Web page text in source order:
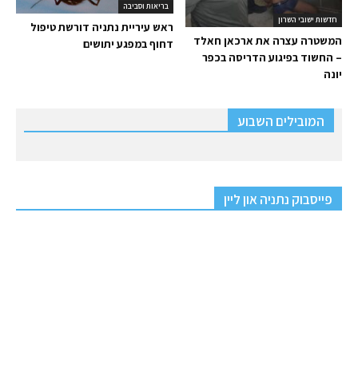
בריאות וסביבה
ראש עיריית נתניה דורשת טיפול
דחוף במפגע יתושים
חדשות ישובי השרון
המשטרה עצרה את ארכאן חאלד
– החשוד בפיגוע הדריסה בכפר
יונה
המובילים השבוע
פייסבוק נתניה און ליין